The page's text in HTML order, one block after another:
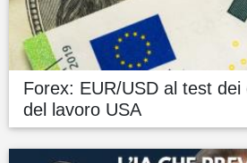
Forex: EUR/USD al test
del lavoro USA